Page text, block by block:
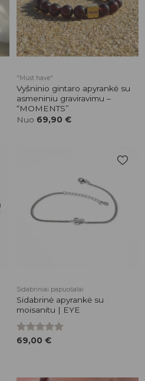
"Must have"
Vyšninio gintaro apyrankė su
asmeniniu graviravimu –
“MOMENTS”
Nuo 69,90 €
patikusios
prekės
Sidabriniai papuošalai
Sidabrinė apyrankė su
moisanitu | EYE
Įvertinimas:
69,00 €